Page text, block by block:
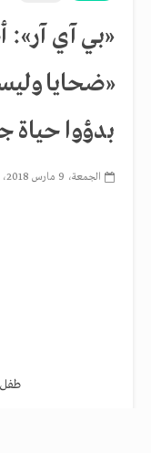
«بي آي آر»:
«ضحايا
بدؤوا حياة
الجمعة، 9 مارس 2018، 10:32 م
طفل